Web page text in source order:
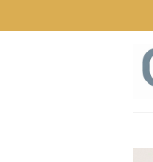
to